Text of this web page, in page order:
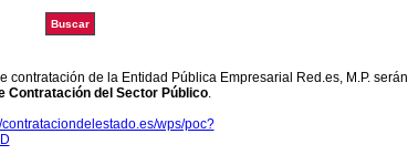
de la Entidad Pública Empresarial Red.es, M.P. serán
Contratación del Sector Público.
contrataciondelestado.es/wps/poc?